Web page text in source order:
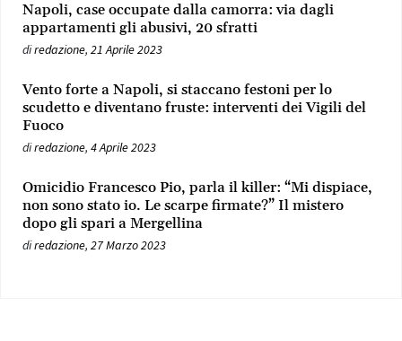
Napoli, case occupate dalla camorra: via dagli
appartamenti gli abusivi, 20 sfratti
diredazione, 21 Aprile 2023
Vento forte a Napoli, si staccano festoni per lo
scudetto e diventano fruste: interventi dei Vigili del
Fuoco
diredazione, 4 Aprile 2023
Omicidio Francesco Pio, parla il killer: “Mi dispiace,
non sono stato io. Le scarpe firmate?” Il mistero
dopo gli spari a Mergellina
diredazione, 27 Marzo 2023